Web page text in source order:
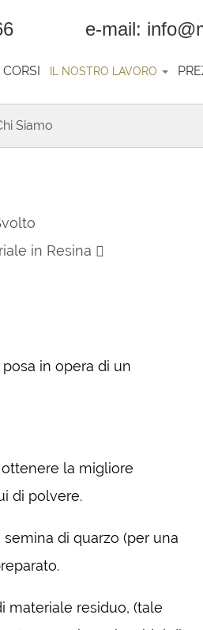
e-mail:
CORSI IL NOSTRO LAVORO
Siamo
in Resina
in opera di un
la migliore
di polvere.
di quarzo (per una
materiale residuo, (tale